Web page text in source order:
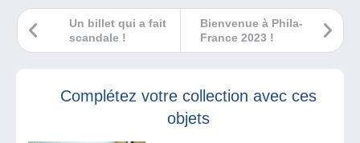
Bienvenue à Phila-
France 2023 !
Un billet qui a fait
scandale !
Complétez votre collection avec ces
objets